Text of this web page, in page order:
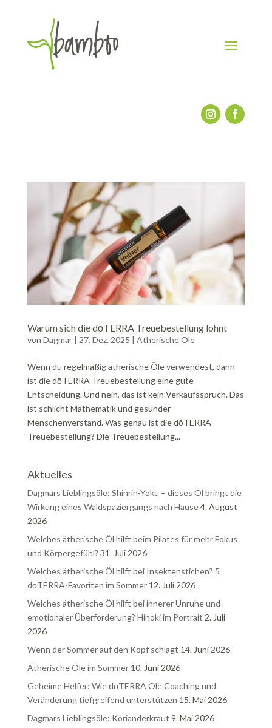
Warum sich die dōTERRA Treuebestellung lohnt
von Dagmar| 27. Dez. 2025 | Ätherische Öle
Wenn du regelmäßig ätherische Öle verwendest, dann
ist die dōTERRA Treuebestellung eine gute
Entscheidung. Und nein, das ist kein Verkaufsspruch. Das
ist schlicht Mathematik und gesunder
Menschenverstand. Was genau ist die dōTERRA
Treuebestellung? Die Treuebestellung...
Aktuelles
Dagmars Lieblingsöle: Shinrin-Yoku – dieses Öl bringt die
Wirkung eines Waldspaziergangs nach Hause4. August
2026
Welches ätherische Öl hilft beim Pilates für mehr Fokus
und Körpergefühl? 31. Juli 2026
Welches ätherische Öl hilft bei Insektenstichen? 5
dōTERRA-Favoriten im Sommer 12. Juli 2026
Welches ätherische Öl hilft bei innerer Unruhe und
emotionaler Überforderung? Hinoki im Portrait 2. Juli
2026
Wenn der Sommer auf den Kopf schlägt 14. Juni 2026
Ätherische Öle im Sommer 10. Juni 2026
Geheime Helfer: Wie dōTERRA Öle Coaching und
Veränderung tiefgreifend unterstützen 15. Mai 2026
Dagmars Lieblingsöle: Korianderkraut 9. Mai 2026